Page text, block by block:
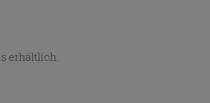
erhältlich.